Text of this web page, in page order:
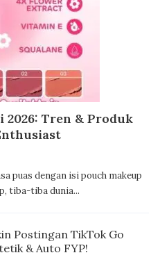
2026: Tren & Produk
puas dengan isi pouch makeup
tiba-tiba dunia...
Postingan TikTok Go
& Auto FYP!